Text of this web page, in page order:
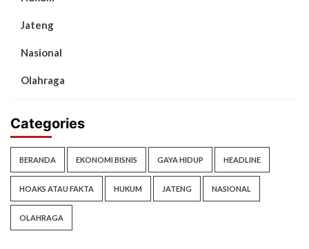
Jateng
Nasional
Olahraga
Categories
BERANDA EKONOMI BISNIS GAYA HIDUP HEADLINE
HOAKS ATAU FAKTA HUKUM JATENG NASIONAL
OLAHRAGA